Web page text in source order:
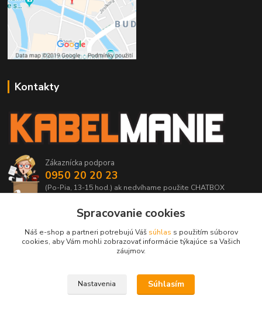
Kontakty
Zákaznícka podpora
0950 20 20 23
(Po-Pia, 13-15 hod.) ak nedvíhame použite CHATBOX
info@kabelmanie.sk
Upravit sběr cookies.
Spracovanie cookies
Náš e-shop a partneri potrebujú Váš súhlas s použitím súborov
cookies, aby Vám mohli zobrazovať informácie týkajúce sa Vašich
záujmov.
Nastavenia Súhlasím